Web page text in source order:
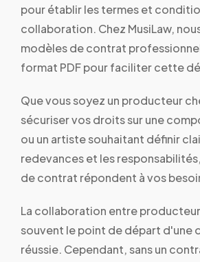
pour établir les termes et
collaboration. Chez MusiLaw,
modèles de contrat
format PDF pour faciliter cette
Que vous soyez un producteur
sécuriser vos droits sur une
ou un artiste souhaitant définir
redevances et les
de contrat répondent à vos
La collaboration entre
souvent le point de départ d'une
réussie. Cependant, sans un